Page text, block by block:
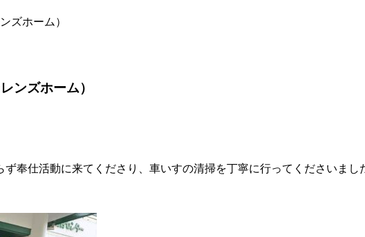
ズホーム）
ンズホーム）
奉仕活動に来てくださり、車いすの清掃を丁寧に行ってくださいまし